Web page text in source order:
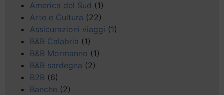
America del Sud (1)
Arte e Cultura (22)
Assicurazioni viaggi (1)
B&B Calabria (1)
B&B Mormanno (1)
B&B sardegna (2)
B2B (6)
Banche (2)